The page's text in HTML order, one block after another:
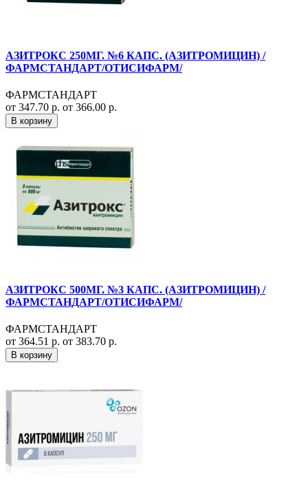
АЗИТРОКС 250МГ. №6 КАПС. (АЗИТРОМИЦИН) /
ФАРМСТАНДАРТ/ОТИСИФАРМ/
ФАРМСТАНДАРТ
от 347.70 р. от 366.00 р.
В корзину
АЗИТРОКС 500МГ. №3 КАПС. (АЗИТРОМИЦИН) /
ФАРМСТАНДАРТ/ОТИСИФАРМ/
ФАРМСТАНДАРТ
от 364.51 р. от 383.70 р.
В корзину